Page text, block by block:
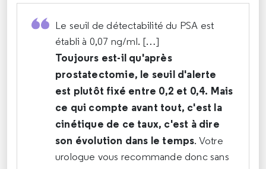
Le seuil de détectabilité du PSA est
établi à 0,07 ng/ml. […]
Toujours est-il qu'après
prostatectomie, le seuil d'alerte
est plutôt fixé entre 0,2 et 0,4. Mais
ce qui compte avant tout, c'est la
cinétique de ce taux, c'est à dire
son évolution dans le temps. Votre
urologue vous recommande donc sans